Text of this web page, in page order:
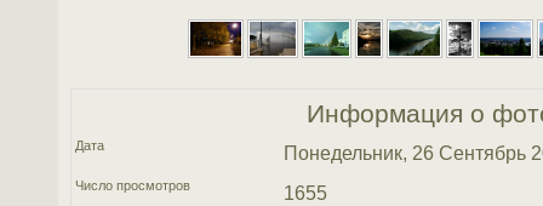
Информация о
Дата Понедельник, 26 Сентябрь
Число просмотров 1655